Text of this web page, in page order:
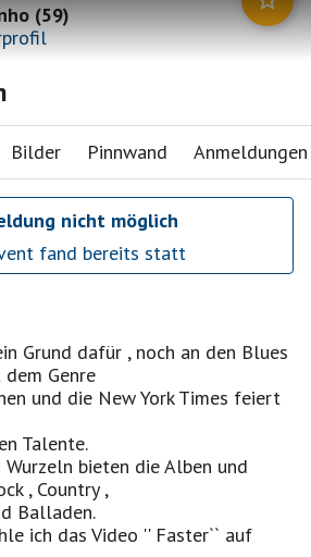
(59)
Bilder Pinnwand Anmeldungen
nicht möglich
fand bereits statt
Grund dafür , noch an den Blues
Genre
und die New York Times feiert
Talente.
bieten die Alben und
, Country ,
Balladen.
ich das Video '' Faster`` auf